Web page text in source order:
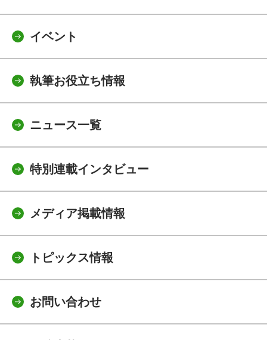
イベント
執筆お役立ち情報
ニュース一覧
特別連載インタビュー
メディア掲載情報
トピックス情報
お問い合わせ